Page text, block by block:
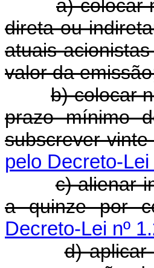
a) colocar
direta ou
atuais
valor da
b) colocar
prazo mínimo
subscrever
pelo Decreto-
c) alienar
a quinze por
Decreto-Lei nº
d) aplicar